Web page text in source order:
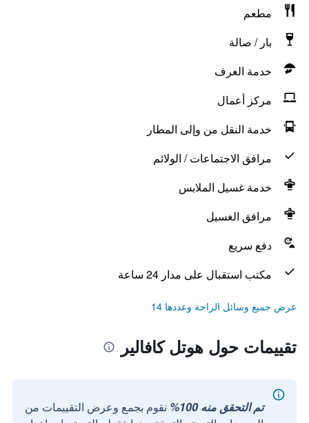
مطعم
بار / صالة
خدمة الغرف
مركز أعمال
خدمة النقل من وإلى المطار
مرافق الاجتماعات / الولائم
خدمة غسيل الملابس
مرافق الغسيل
دفع سريع
مكتب استقبال على مدار 24 ساعة
عرض جميع وسائل الراحة وعددها 14
تقييمات حول هوتل كافالير
تم التحقق منه 100%
نقوم بجمع وعرض التقييمات من